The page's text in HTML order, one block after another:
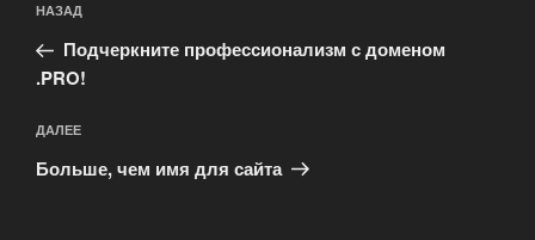
по
записям
Предыдущая
запись:
НАЗАД
Подчеркните профессионализм с доменом
.PRO!
Следующая
запись
ДАЛЕЕ
Больше, чем имя для сайта